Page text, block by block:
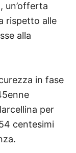
un’offerta
rispetto alle
alla
in fase
per
centesimi